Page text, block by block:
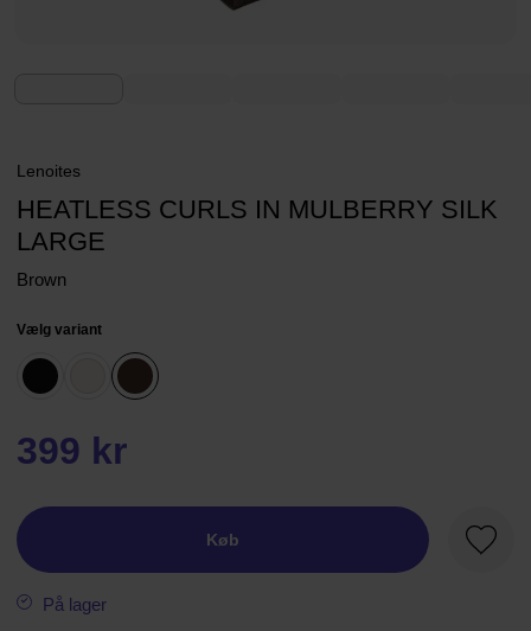
Lenoites
HEATLESS CURLS IN MULBERRY SILK
LARGE
Brown
Vælg variant
399 kr
Køb
På lager